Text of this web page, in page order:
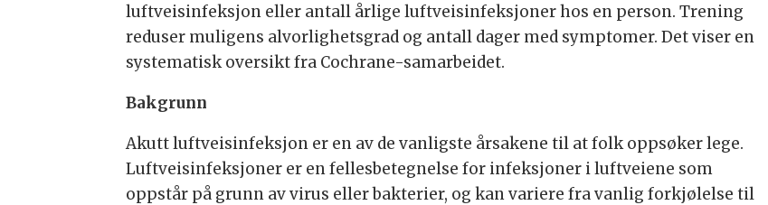
luftveisinfeksjon eller antall årlige luftveisinfeksjoner hos en person. Trening
reduser muligens alvorlighetsgrad og antall dager med symptomer. Det viser en
systematisk oversikt fra Cochrane-samarbeidet.
Bakgrunn
Akutt luftveisinfeksjon er en av de vanligste årsakene til at folk oppsøker lege.
Luftveisinfeksjoner er en fellesbetegnelse for infeksjoner i luftveiene som
oppstår på grunn av virus eller bakterier, og kan variere fra vanlig forkjølelse til